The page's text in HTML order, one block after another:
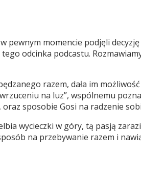
pewnym momencie podjęli
odcinka podcastu.
razem, dała im
na luz”, wspólnemu
sposobie Gosi na radzenie
wycieczki w góry, tą pasją
na przebywanie razem i